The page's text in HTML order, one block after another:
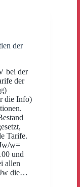
der
bei der
der
die Info)
Tarife.
w=
und
allen
die…